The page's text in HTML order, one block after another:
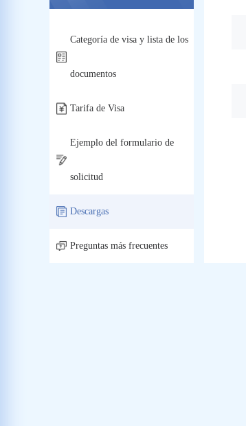
Categoría de visa y lista de los
documentos
Tarifa de Visa
Ejemplo del formulario de
solicitud
Descargas
Preguntas más frecuentes